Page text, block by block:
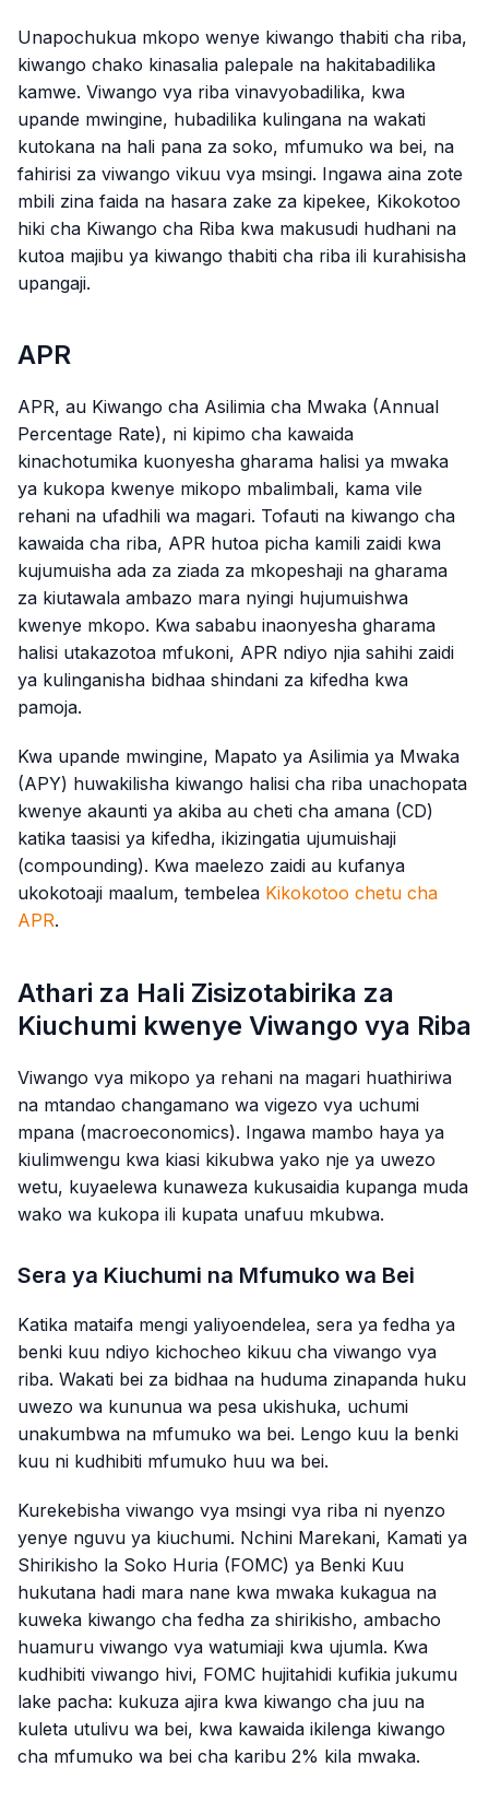
Unapochukua mkopo wenye kiwango thabiti cha riba,
kiwango chako kinasalia palepale na hakitabadilika
kamwe. Viwango vya riba vinavyobadilika, kwa
upande mwingine, hubadilika kulingana na wakati
kutokana na hali pana za soko, mfumuko wa bei, na
fahirisi za viwango vikuu vya msingi. Ingawa aina zote
mbili zina faida na hasara zake za kipekee, Kikokotoo
hiki cha Kiwango cha Riba kwa makusudi hudhani na
kutoa majibu ya kiwango thabiti cha riba ili kurahisisha
upangaji.
APR
APR, au Kiwango cha Asilimia cha Mwaka (Annual
Percentage Rate), ni kipimo cha kawaida
kinachotumika kuonyesha gharama halisi ya mwaka
ya kukopa kwenye mikopo mbalimbali, kama vile
rehani na ufadhili wa magari. Tofauti na kiwango cha
kawaida cha riba, APR hutoa picha kamili zaidi kwa
kujumuisha ada za ziada za mkopeshaji na gharama
za kiutawala ambazo mara nyingi hujumuishwa
kwenye mkopo. Kwa sababu inaonyesha gharama
halisi utakazotoa mfukoni, APR ndiyo njia sahihi zaidi
ya kulinganisha bidhaa shindani za kifedha kwa
pamoja.
Kwa upande mwingine, Mapato ya Asilimia ya Mwaka
(APY) huwakilisha kiwango halisi cha riba unachopata
kwenye akaunti ya akiba au cheti cha amana (CD)
katika taasisi ya kifedha, ikizingatia ujumuishaji
(compounding). Kwa maelezo zaidi au kufanya
ukokotoaji maalum, tembelea Kikokotoo chetu cha
APR.
Athari za Hali Zisizotabirika za
Kiuchumi kwenye Viwango vya Riba
Viwango vya mikopo ya rehani na magari huathiriwa
na mtandao changamano wa vigezo vya uchumi
mpana (macroeconomics). Ingawa mambo haya ya
kiulimwengu kwa kiasi kikubwa yako nje ya uwezo
wetu, kuyaelewa kunaweza kukusaidia kupanga muda
wako wa kukopa ili kupata unafuu mkubwa.
Sera ya Kiuchumi na Mfumuko wa Bei
Katika mataifa mengi yaliyoendelea, sera ya fedha ya
benki kuu ndiyo kichocheo kikuu cha viwango vya
riba. Wakati bei za bidhaa na huduma zinapanda huku
uwezo wa kununua wa pesa ukishuka, uchumi
unakumbwa na mfumuko wa bei. Lengo kuu la benki
kuu ni kudhibiti mfumuko huu wa bei.
Kurekebisha viwango vya msingi vya riba ni nyenzo
yenye nguvu ya kiuchumi. Nchini Marekani, Kamati ya
Shirikisho la Soko Huria (FOMC) ya Benki Kuu
hukutana hadi mara nane kwa mwaka kukagua na
kuweka kiwango cha fedha za shirikisho, ambacho
huamuru viwango vya watumiaji kwa ujumla. Kwa
kudhibiti viwango hivi, FOMC hujitahidi kufikia jukumu
lake pacha: kukuza ajira kwa kiwango cha juu na
kuleta utulivu wa bei, kwa kawaida ikilenga kiwango
cha mfumuko wa bei cha karibu 2% kila mwaka.